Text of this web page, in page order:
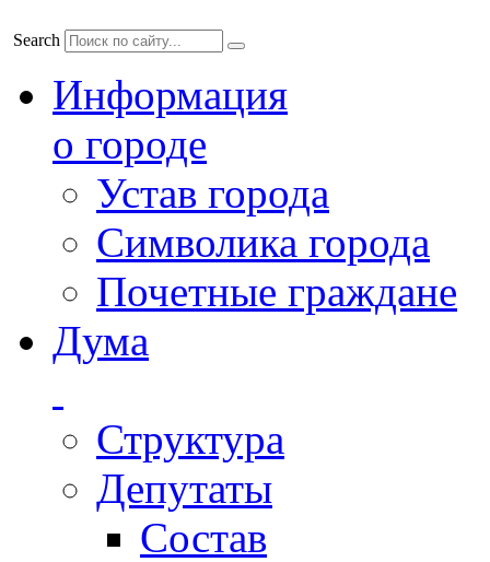
Search
Информация
о городе
Устав города
Символика города
Почетные граждане
Дума
Структура
Депутаты
Состав